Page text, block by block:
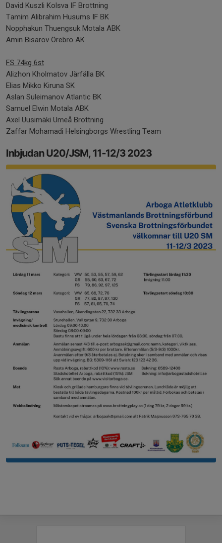
David Kuszli Kolsva IF Brottning
Tamim Alibrahim Husums IF BK
Nopphakun Thuengsuk Motala ABK
Amin Bisarov Örebro AK
FS 74kg 6st
Alizhon Kholmatov Järfälla BK
Elias Mikko Kiruna SK
Aslan Suleimanov Atlantic BK
Samuel Elwin Motala ABK
Axel Uusimäki Umeå Brottning
Zaffar Mohamadi Helsingborgs Wrestling Team
Inbjudan U20/JSM, 11-12/3 2023